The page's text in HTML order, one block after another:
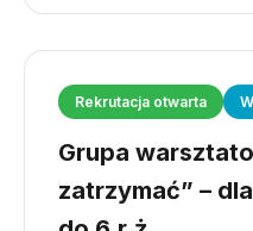
Rekrutacja otwarta
Grupa
zatrzymać” –